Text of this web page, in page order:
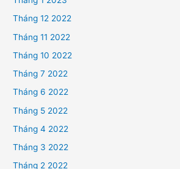
Tháng 12 2022
Tháng 11 2022
Tháng 10 2022
Tháng 7 2022
Tháng 6 2022
Tháng 5 2022
Tháng 4 2022
Tháng 3 2022
Tháng 2 2022